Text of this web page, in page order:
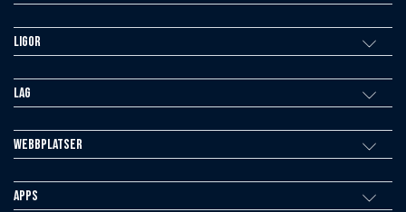
Ligor
Lag
Webbplatser
Apps